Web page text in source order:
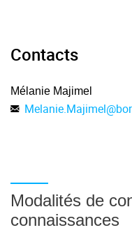
Contacts
Mélanie Majimel
Melanie.Majimel@
Modalités de
connaissances